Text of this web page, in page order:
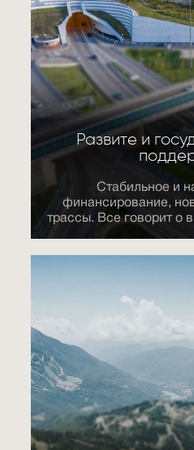
Стабильное и
финансирование,
трассы. Все говорит о
Развите и